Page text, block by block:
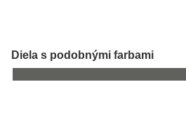
Diela s podobnými farbami